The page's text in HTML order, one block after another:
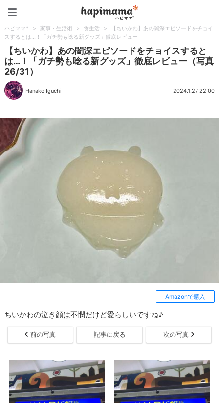
ハピママ* > 家事・生活術 > 食生活 >
【ちいかわ】あの闇深エピソードをチョイ
スするとは…！「ガチ勢も唸る新グッズ」徹底レビュー
【ちいかわ】あの闇深エピソードをチョイスすると
は…！「ガチ勢も唸る新グッズ」徹底レビュー（写真
26/31）
Hanako Iguchi 2024.1.27 22:00
Amazonで購入
ちいかわの泣き顔は不憫だけど愛らしいですね♪
前の写真 記事に戻る 次の写真